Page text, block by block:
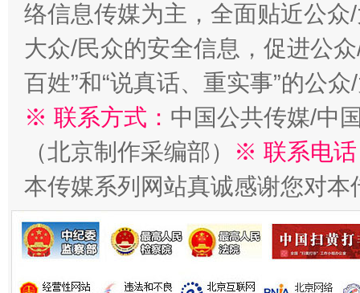
络信息传媒为主，全面贴近公
大众/民众的安全信息，促进公
百姓”和“说真话、重实事”的公
※ 联系方式： 中国公共传媒/中
（北京制作采编部）
※ 联系电
本传媒系列网站真诚感谢您对